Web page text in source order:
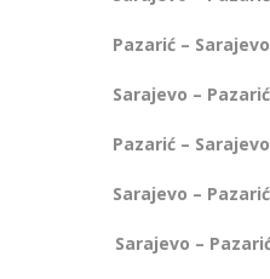
Pazarić – Sarajevo
Sarajevo – Pazarić
Pazarić – Sarajevo
Sarajevo – Pazarić
Sarajevo –